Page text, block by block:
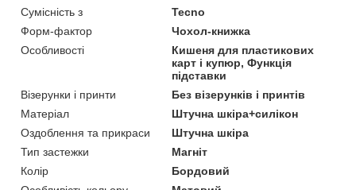
Сумісність з
Tecno
Форм-фактор
Чохол-книжка
Особливості
Кишеня для пластикових
карт і купюр, Функція
підставки
Візерунки і принти
Без візерунків і принтів
Матеріал
Штучна шкіра+силікон
Оздоблення та прикраси
Штучна шкіра
Тип застежки
Магніт
Колір
Бордовий